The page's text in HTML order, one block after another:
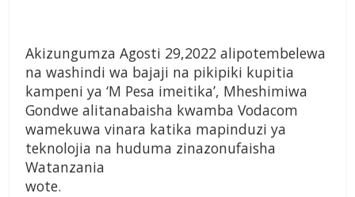
Akizungumza Agosti 29,2022 alipotembelewa
na washindi wa bajaji na pikipiki kupitia
kampeni ya ‘M Pesa imeitika’, Mheshimiwa
Gondwe alitanabaisha kwamba Vodacom
wamekuwa vinara katika mapinduzi ya
teknolojia na huduma zinazonufaisha
Watanzania
wote.